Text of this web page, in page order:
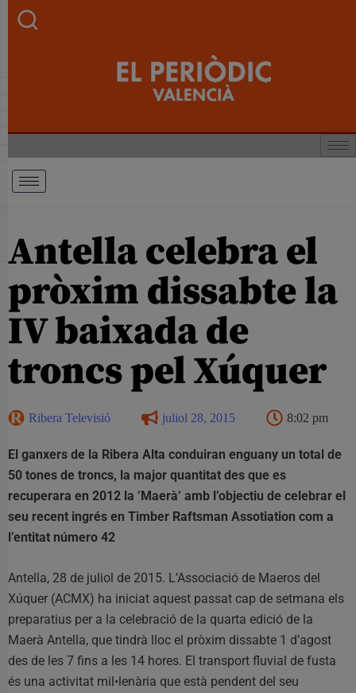
Antella celebra el
pròxim dissabte la
IV baixada de
troncs pel Xúquer
Ribera Televisió juliol 28, 2015 8:02 pm
El ganxers de la Ribera Alta conduiran enguany un total de
50 tones de troncs, la major quantitat des que es
recuperara en 2012 la ’Maerà’ amb l’objectiu de celebrar el
seu recent ingrés en Timber Raftsman Assotiation com a
l’entitat número 42
Antella, 28 de juliol de 2015. L’Associació de Maeros del
Xúquer (ACMX) ha iniciat aquest passat cap de setmana els
preparatius per a la celebració de la quarta edició de la
Maerà Antella, que tindrà lloc el pròxim dissabte 1 d’agost
des de les 7 fins a les 14 hores. El transport fluvial de fusta
és una activitat mil•lenària que està pendent del seu